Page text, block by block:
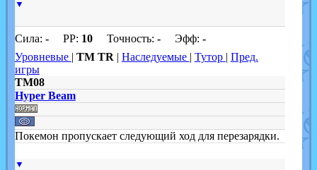
▼
Сила: -PP: 10Точность: -Эфф: -
Уровневые | TM TR | Наследуемые | Тутор | Пред.
игры
TM08
Hyper Beam
Покемон пропускает следующий ход для перезарядки.
▼